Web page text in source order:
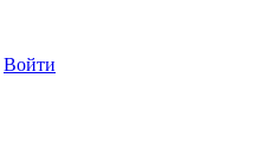
Войти